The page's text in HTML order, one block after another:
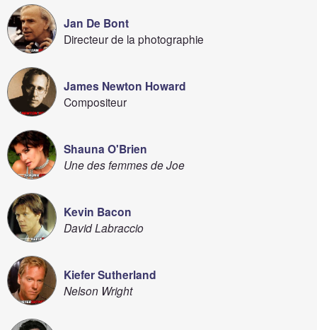
Jan De Bont
Directeur de la photographie
James Newton Howard
Compositeur
Shauna O'Brien
Une des femmes de Joe
Kevin Bacon
David Labraccio
Kiefer Sutherland
Nelson Wright